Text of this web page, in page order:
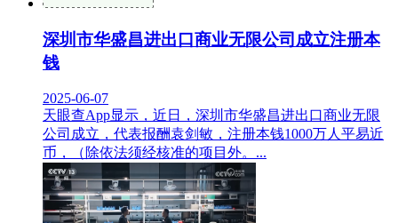
深圳市华盛昌进出口商业无限公司成立注册本
钱
2025-06-07
天眼查App显示，近日，深圳市华盛昌进出口商业无限
公司成立，代表报酬袁剑敏，注册本钱1000万人平易近
币，（除依法须经核准的项目外。...